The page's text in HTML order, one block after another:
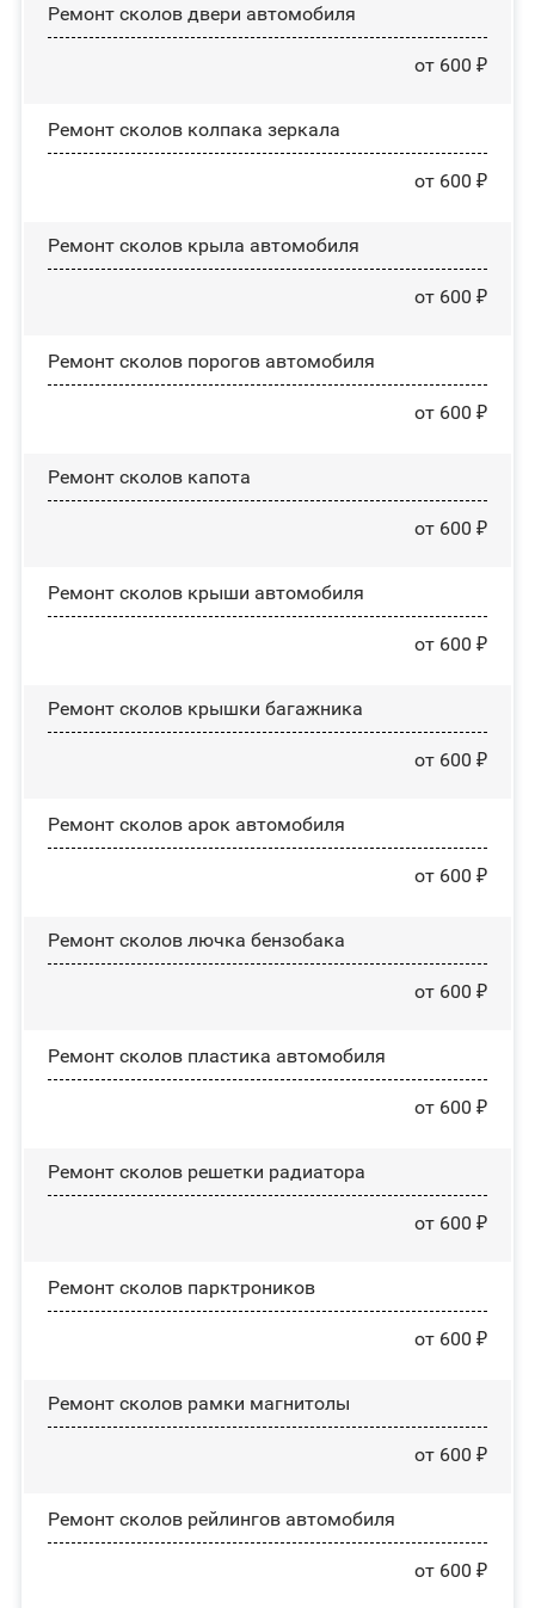
Ремонт сколов двери автомобиля
от 600 ₽
Ремонт сколов колпака зеркала
от 600 ₽
Ремонт сколов крыла автомобиля
от 600 ₽
Ремонт сколов порогов автомобиля
от 600 ₽
Ремонт сколов капота
от 600 ₽
Ремонт сколов крыши автомобиля
от 600 ₽
Ремонт сколов крышки багажника
от 600 ₽
Ремонт сколов арок автомобиля
от 600 ₽
Ремонт сколов лючка бензобака
от 600 ₽
Ремонт сколов пластика автомобиля
от 600 ₽
Ремонт сколов решетки радиатора
от 600 ₽
Ремонт сколов парктроников
от 600 ₽
Ремонт сколов рамки магнитолы
от 600 ₽
Ремонт сколов рейлингов автомобиля
от 600 ₽